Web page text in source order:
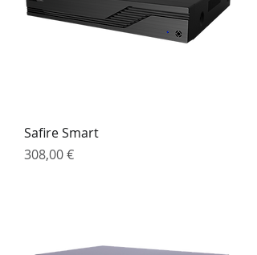
Safire Smart
Preço
308,00 €